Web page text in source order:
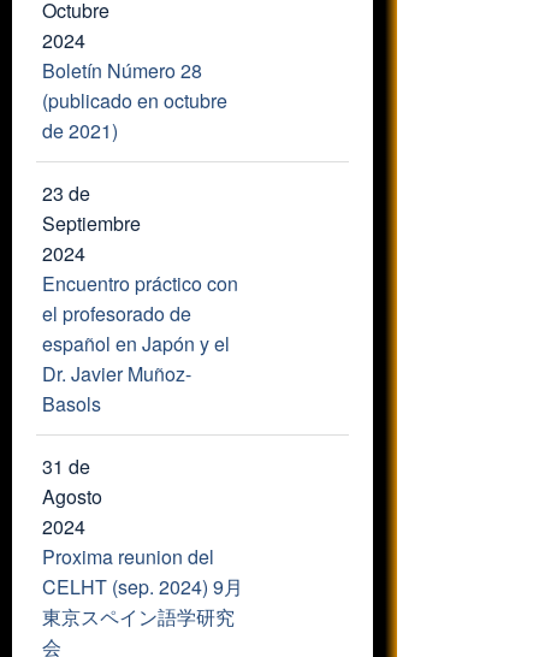
Octubre
2024
Boletín Número 28
(publicado en octubre
de 2021)
23 de
Septiembre
2024
Encuentro práctico con
el profesorado de
español en Japón y el
Dr. Javier Muñoz-
Basols
31 de
Agosto
2024
Proxima reunion del
CELHT (sep. 2024) 9月
東京スペイン語学研究
会